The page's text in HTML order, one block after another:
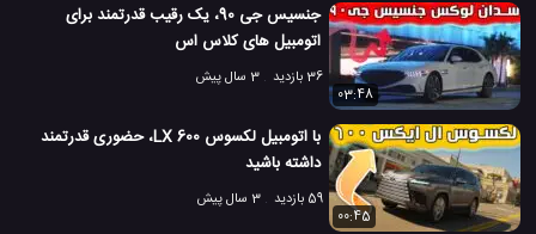
جنسیس جی 90، یک رقیب قدرتمند برای
اتومبیل های کلاس اس
36 بازدید
3 سال پیش
03:48
با اتومبیل لکسوس LX 600، حضوری قدرتمند
داشته باشید
59 بازدید
3 سال پیش
00:45